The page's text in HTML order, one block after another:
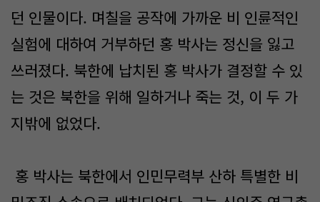
던 인물이다. 며칠을 공작에 가까운 비 인륜적인
실험에 대하여 거부하던 홍 박사는 정신을 잃고
쓰러졌다. 북한에 납치된 홍 박사가 결정할 수 있
는 것은 북한을 위해 일하거나 죽는 것, 이 두 가
지밖에 없었다.
홍 박사는 북한에서 인민무력부 산하 특별한 비